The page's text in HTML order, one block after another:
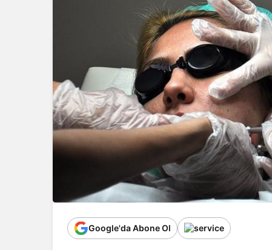
Google'da Abone Ol